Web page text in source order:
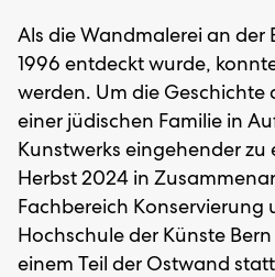
Als die Wandmalerei an der
1996 entdeckt wurde,
werden. Um die Geschichte
einer jüdischen Familie in
Kunstwerks eingehender
Herbst 2024 in
Fachbereich Konservierung
Hochschule der Künste
einem Teil der Ostwand